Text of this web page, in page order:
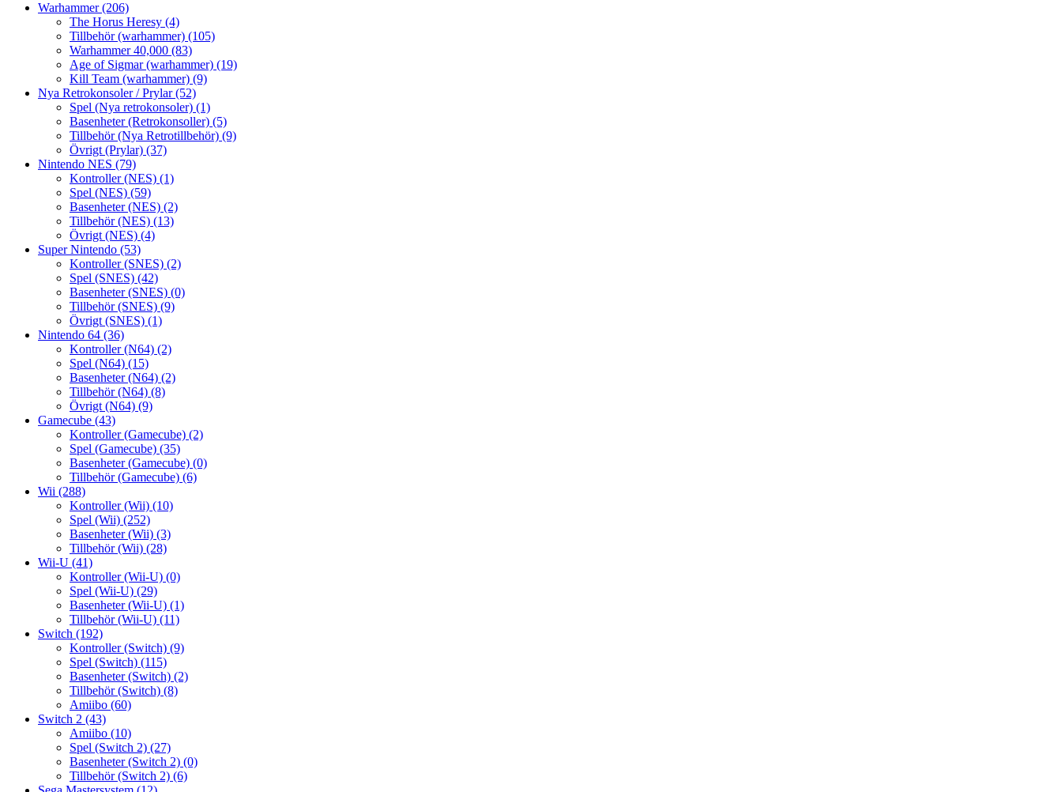
Warhammer(206)
The Horus Heresy (4)
Tillbehör (warhammer) (105)
Warhammer 40,000 (83)
Age of Sigmar (warhammer) (19)
Kill Team (warhammer) (9)
Nya Retrokonsoler / Prylar(52)
Spel (Nya retrokonsoler) (1)
Basenheter (Retrokonsoller) (5)
Tillbehör (Nya Retrotillbehör) (9)
Övrigt (Prylar) (37)
Nintendo NES (79)
Kontroller (NES) (1)
Spel (NES) (59)
Basenheter (NES) (2)
Tillbehör (NES) (13)
Övrigt (NES) (4)
Super Nintendo (53)
Kontroller (SNES) (2)
Spel (SNES) (42)
Basenheter (SNES) (0)
Tillbehör (SNES) (9)
Övrigt (SNES) (1)
Nintendo 64 (36)
Kontroller (N64) (2)
Spel (N64) (15)
Basenheter (N64) (2)
Tillbehör (N64) (8)
Övrigt (N64) (9)
Gamecube (43)
Kontroller (Gamecube) (2)
Spel (Gamecube) (35)
Basenheter (Gamecube) (0)
Tillbehör (Gamecube) (6)
Wii (288)
Kontroller (Wii) (10)
Spel (Wii) (252)
Basenheter (Wii) (3)
Tillbehör (Wii) (28)
Wii-U (41)
Kontroller (Wii-U) (0)
Spel (Wii-U) (29)
Basenheter (Wii-U) (1)
Tillbehör (Wii-U) (11)
Switch (192)
Kontroller (Switch) (9)
Spel (Switch) (115)
Basenheter (Switch) (2)
Tillbehör (Switch) (8)
Amiibo (60)
Switch 2 (43)
Amiibo (10)
Spel (Switch 2) (27)
Basenheter (Switch 2) (0)
Tillbehör (Switch 2) (6)